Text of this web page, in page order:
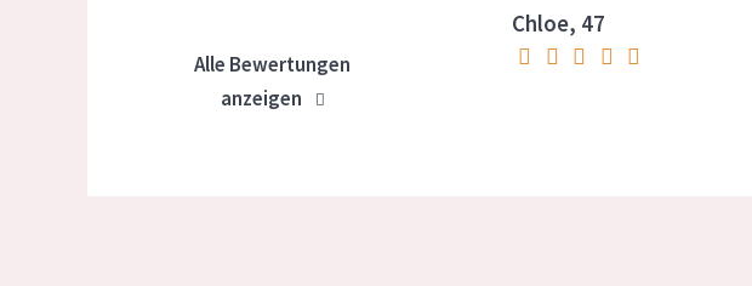
Alle Bewertungen
anzeigen
Chloe, 47